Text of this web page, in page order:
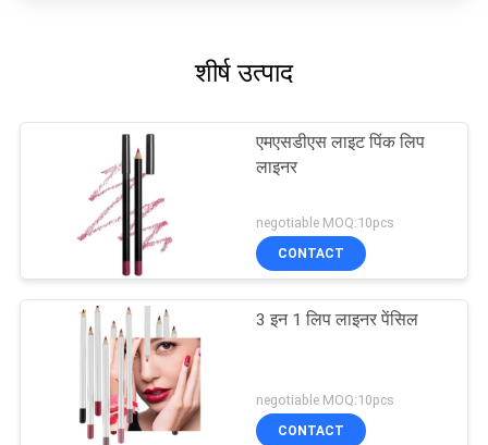
शीर्ष उत्पाद
एमएसडीएस लाइट पिंक लिप
लाइनर
negotiable MOQ:10pcs
CONTACT
3 इन 1 लिप लाइनर पेंसिल
negotiable MOQ:10pcs
CONTACT